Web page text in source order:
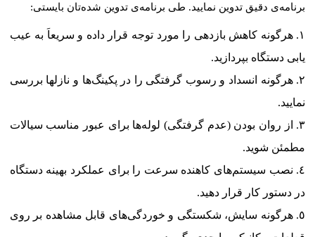
برنامه‌ی دقیق تدوین نمایید. طی برنامه‌ی تدوین شده‌تان بایستی:
هرگونه کاهش بازدهی را مورد توجه قرار داده و سریعاَ به عیب
یابی دستگاه بپردازید.
هرگونه انسداد و رسوب گرفتگی را در پکینگ‌ها و نازلها بررسی
نمایید.
از روان بودن (عدم گرفتگی) لوله‌ها برای عبور مناسب سیالات
مطمئن شوید.
نصب سیستم‌های کاهنده سرعت را برای عملکرد بهینه دستگاه
در دستور کار قرار دهید.
هرگونه سایش، شکستگی و خوردگی‌های قابل مشاهده بر روی